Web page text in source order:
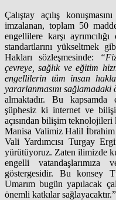
Çalıştay açılış
imzalanan, toplam 50
engellilere karşı
standartlarını yükseltmek
Hakları sözleşmesinde:
çevreye, sağlık ve eğitim
engellilerin tüm insan
yararlanmasını
almaktadır. Bu
şüphesiz ki internet ve
açısından bilişim
Manisa Valimiz Halil
Vali Yardımcısı Turgay
yürütüyoruz. Zaten ilimizde
engelli
göstergesidir. Bu konsey
Umarım bugün yapılacak
önemli katkılar